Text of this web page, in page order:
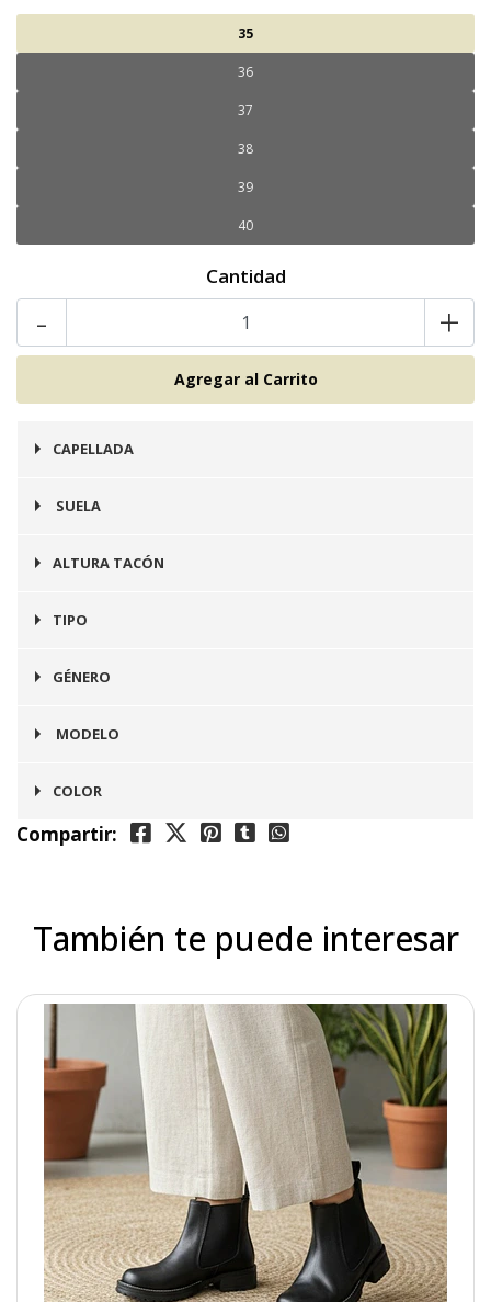
35
36
37
38
39
40
Cantidad
- +
CAPELLADA
Cuero
SUELA
Goma
ALTURA TACÓN
3 cms
TIPO
Botín
GÉNERO
Mujer
MODELO
Chelsea
COLOR
Gris
Compartir:
También te puede interesar